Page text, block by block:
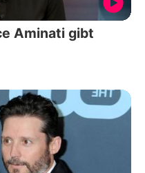
Aminati gibt